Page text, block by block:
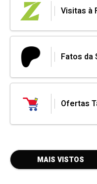
Visitas à
Fatos da
Ofertas
MAIS VISTOS